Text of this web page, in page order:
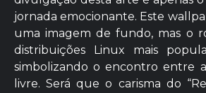
jornada emocionante. Este
uma imagem de fundo, mas o
distribuições Linux mais
simbolizando o encontro entre
livre. Será que o carisma do